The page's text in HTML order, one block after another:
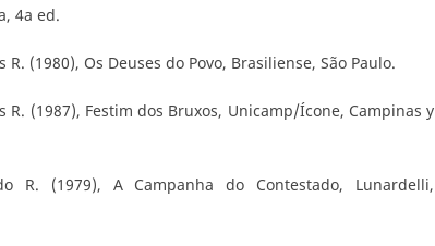
4a ed.
R. (1980), Os Deuses do Povo, Brasiliense, São Paulo.
R. (1987), Festim dos Bruxos, Unicamp/Ícone, Campinas y
R. (1979), A Campanha do Contestado, Lunardelli,